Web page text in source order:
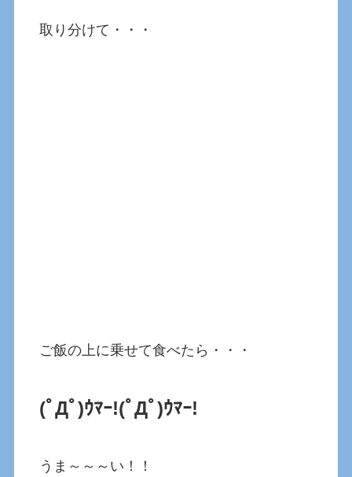
取り分けて・・・
ご飯の上に乗せて食べたら・・・
(ﾟДﾟ)ｳﾏｰ!(ﾟДﾟ)ｳﾏｰ!
うま～～～い！！